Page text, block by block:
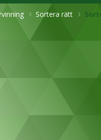
Sortera rätt